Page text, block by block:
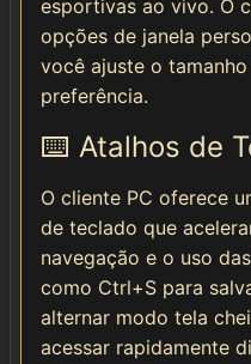
esportivas ao vivo. O
opções de janela
você ajuste o
preferência.
⌨️ Atalhos de
O cliente PC oferece
de teclado que
navegação e o uso
como Ctrl+S para
alternar modo tela
acessar rapidamente